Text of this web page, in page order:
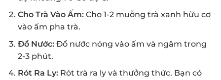
Cho Trà Vào Ấm:Cho 1-2 muỗng trà xanh hữu cơ
vào ấm pha trà.
Đổ Nước:Đổ nước nóng vào ấm và ngâm trong
2-3 phút.
Rót Ra Ly:Rót trà ra ly và thưởng thức. Bạn có